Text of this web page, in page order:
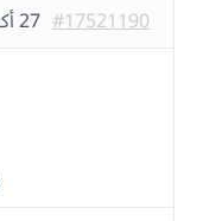
27 أكتوبر، 2025 في 10:24 ص #17521190